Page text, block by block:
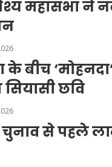
महासभा ने
के बीच
छवि
चुनाव से पहले